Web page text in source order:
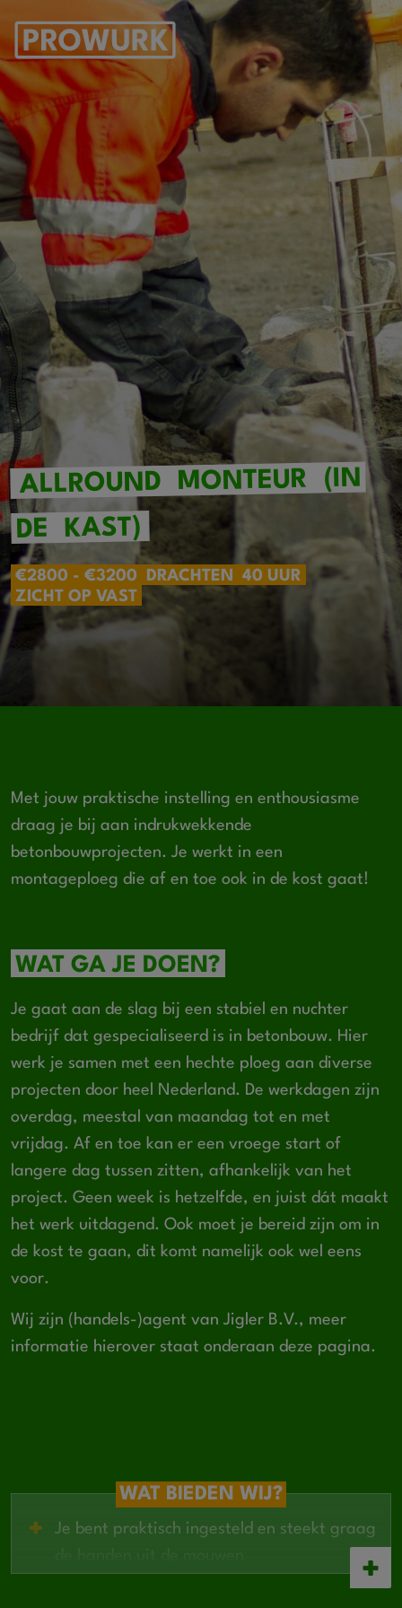
ALLROUND MONTEUR (IN
DE KAST)
€2800 - €3200 DRACHTEN
40 UUR
ZICHT OP VAST
Met jouw praktische instelling en enthousiasme
draag je bij aan indrukwekkende
betonbouwprojecten. Je werkt in een
montageploeg die af en toe ook in de kost gaat!
WAT GA JE DOEN?
Je gaat aan de slag bij een stabiel en nuchter
bedrijf dat gespecialiseerd is in betonbouw. Hier
werk je samen met een hechte ploeg aan diverse
projecten door heel Nederland. De werkdagen zijn
overdag, meestal van maandag tot en met
vrijdag. Af en toe kan er een vroege start of
langere dag tussen zitten, afhankelijk van het
project. Geen week is hetzelfde, en juist dát maakt
het werk uitdagend. Ook moet je bereid zijn om in
de kost te gaan, dit komt namelijk ook wel eens
voor.
Wij zijn (handels-)agent van Jigler B.V., meer
informatie hierover staat onderaan deze pagina.
WAT BIEDEN WIJ?
Je bent praktisch ingesteld en steekt graag